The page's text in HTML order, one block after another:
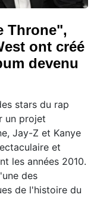
Throne",
ont créé
devenu
stars du rap
un projet
Jay-Z et Kanye
et
les années 2010.
des
de l'histoire du